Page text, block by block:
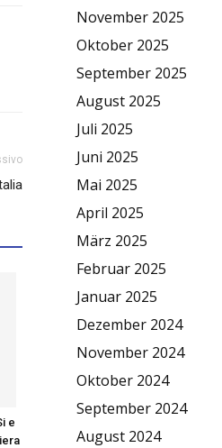
e
November 2025
Oktober 2025
September 2025
August 2025
Juli 2025
Juni 2025
Mai 2025
April 2025
März 2025
Februar 2025
Januar 2025
Dezember 2024
November 2024
Oktober 2024
September 2024
August 2024